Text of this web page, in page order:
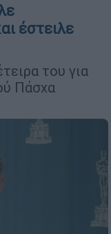
έστειλε
του για
Πάσχα